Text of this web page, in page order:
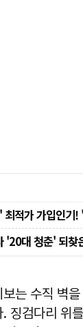
는 수직 벽
징검다리 위